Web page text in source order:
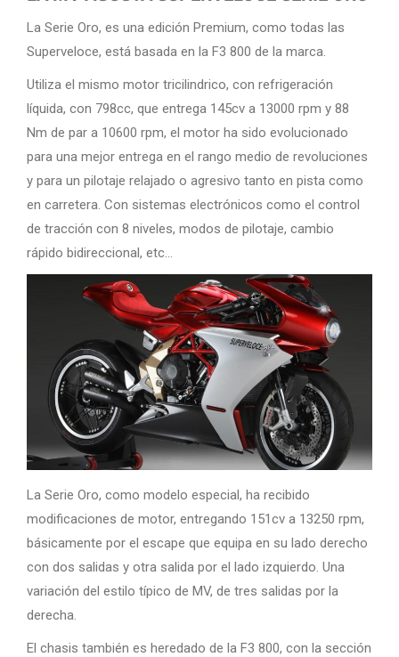
La Serie Oro, es una edición Premium, como todas las
Superveloce, está basada en la F3 800 de la marca.
Utiliza el mismo motor tricilindrico, con refrigeración
líquida, con 798cc, que entrega 145cv a 13000 rpm y 88
Nm de par a 10600 rpm, el motor ha sido evolucionado
para una mejor entrega en el rango medio de revoluciones
y para un pilotaje relajado o agresivo tanto en pista como
en carretera. Con sistemas electrónicos como el control
de tracción con 8 niveles, modos de pilotaje, cambio
rápido bidireccional, etc…
La Serie Oro, como modelo especial, ha recibido
modificaciones de motor, entregando 151cv a 13250 rpm,
básicamente por el escape que equipa en su lado derecho
con dos salidas y otra salida por el lado izquierdo. Una
variación del estilo típico de MV, de tres salidas por la
derecha.
El chasis también es heredado de la F3 800, con la sección